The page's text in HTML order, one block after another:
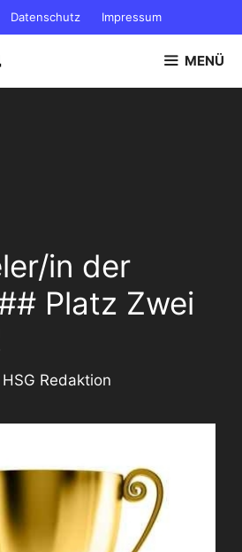
Datenschutz Impressum
MENÜ
in der
Platz Zwei
HSG Redaktion